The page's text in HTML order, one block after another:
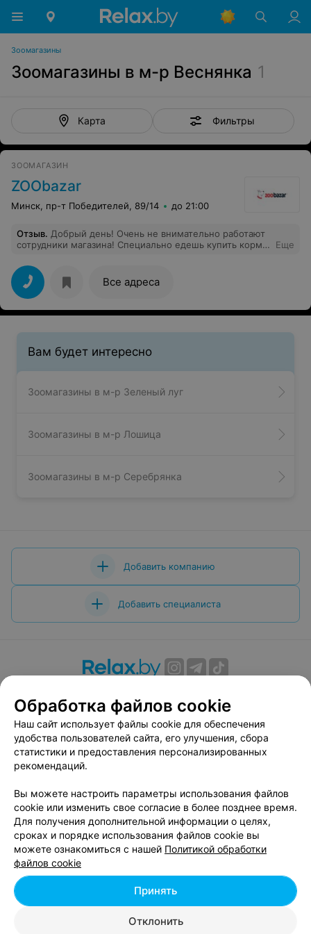
Зоомагазины
Зоомагазины в м-р Веснянка 1
Карта Фильтры
ЗООМАГАЗИН
ZOObazar
Минск, пр-т Победителей, 89/14 до 21:00
Отзыв. Добрый день! Очень не внимательно работают
сотрудники магазина! Специально едешь купить корм
такая как во всех магазинах, просто ценники забывают
поменять! Безответное отношение к работе! А мое
время просто пропало без толку!
Еще
Все адреса
Вам будет интересно
Зоомагазины в м-р Зеленый луг
Зоомагазины в м-р Лошица
Зоомагазины в м-р Серебрянка
Добавить компанию
Добавить специалиста
Вакансии
Публичный договор
Способы оплаты
Публичный договор по использованию сервиса
«Афиша»
Пользовательское соглашение
Связаться по вопросам сотрудничества
Написать руководителю relax.by
Персональные настройки cookie
Обработка персональных данных
| 220012, Республика Беларусь, г. Минск,
Обработка файлов cookie
Наш сайт использует файлы cookie для обеспечения
удобства пользователей сайта, его улучшения, сбора
статистики и предоставления персонализированных
рекомендаций.
Вы можете настроить параметры использования файлов
cookie или изменить свое согласие в более позднее время.
Для получения дополнительной информации о целях,
сроках и порядке использования файлов cookie вы
можете ознакомиться с нашей Политикой обработки
файлов cookie
Отклонить
Принять